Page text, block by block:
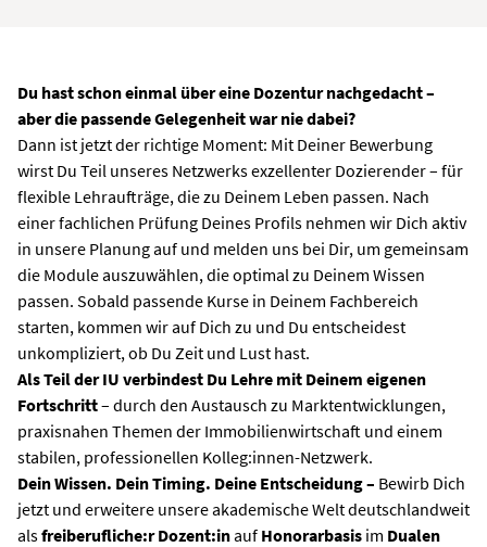
Du hast schon einmal über eine Dozentur nachgedacht –
aber die passende Gelegenheit war nie dabei?
Dann ist jetzt der richtige Moment: Mit Deiner Bewerbung
wirst Du Teil unseres Netzwerks exzellenter Dozierender – für
flexible Lehraufträge, die zu Deinem Leben passen. Nach
einer fachlichen Prüfung Deines Profils nehmen wir Dich aktiv
in unsere Planung auf und melden uns bei Dir, um gemeinsam
die Module auszuwählen, die optimal zu Deinem Wissen
passen. Sobald passende Kurse in Deinem Fachbereich
starten, kommen wir auf Dich zu und Du entscheidest
unkompliziert, ob Du Zeit und Lust hast.
Als Teil der IU verbindest Du Lehre mit Deinem eigenen
Fortschritt– durch den Austausch zu Marktentwicklungen,
praxisnahen Themen der Immobilienwirtschaft und einem
stabilen, professionellen Kolleg:innen-Netzwerk.
Dein Wissen. Dein Timing. Deine Entscheidung – Bewirb Dich
jetzt und erweitere unsere akademische Welt deutschlandweit
alsfreiberufliche:r Dozent:inauf Honorarbasis im Dualen